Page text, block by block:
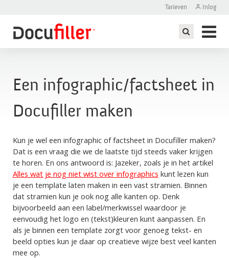
Tarieven Inlog
Een infographic/factsheet in
Docufiller maken
Kun je wel een infographic of factsheet in Docufiller maken?
Dat is een vraag die we de laatste tijd steeds vaker krijgen
te horen. En ons antwoord is: Jazeker, zoals je in het artikel
Alles wat je nog niet wist over infographics kunt lezen kun
je een template laten maken in een vast stramien. Binnen
dat stramien kun je ook nog alle kanten op. Denk
bijvoorbeeld aan een label/merkwissel waardoor je
eenvoudig het logo en (tekst)kleuren kunt aanpassen. En
als je binnen een template zorgt voor genoeg tekst- en
beeld opties kun je daar op creatieve wijze best veel kanten
mee op.